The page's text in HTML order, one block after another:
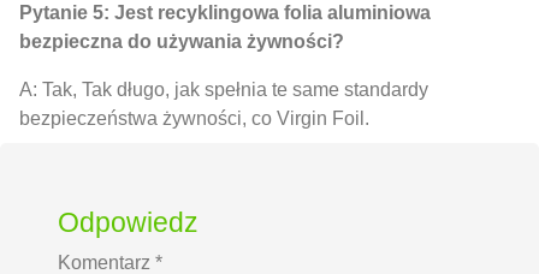
Pytanie 5: Jest recyklingowa folia aluminiowa
bezpieczna do używania żywności?
A: Tak, Tak długo, jak spełnia te same standardy
bezpieczeństwa żywności, co Virgin Foil.
Odpowiedz
Komentarz *